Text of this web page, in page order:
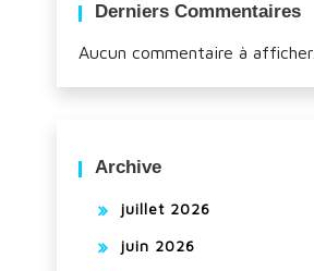
Derniers Commentaires
Aucun commentaire à afficher.
Archive
juillet 2026
juin 2026